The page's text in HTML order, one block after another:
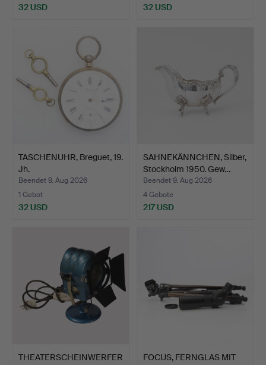
32 USD 32 USD
TASCHENUHR, Breguet, 19.
Jh.
Beendet 9. Aug 2026
1 Gebot
32 USD
SAHNEKÄNNCHEN, Silber,
Stockholm 1950. Gew…
Beendet 9. Aug 2026
4 Gebote
217 USD
THEATERSCHEINWERFER
FOCUS, FERNGLAS MIT